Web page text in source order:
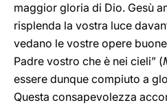
maggior gloria di Dio. Gesù
risplenda la vostra luce
vedano le vostre opere
Padre vostro che è nei cieli” (
essere dunque compiuto a
Questa consapevolezza